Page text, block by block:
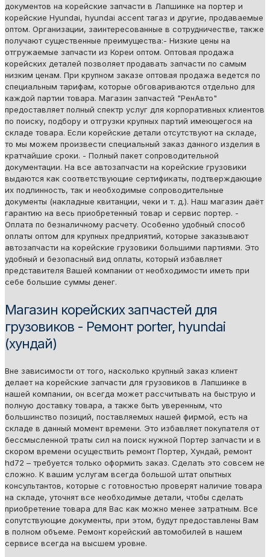
документов на корейские запчасти в Лапшинке на портер и
корейские Hyundai, hyundai accent тагаз и другие, продаваемые
оптом. Организации, заинтересованные в сотрудничестве, также
получают существенные преимущества:- Низкие цены на
отгружаемые запчасти из Кореи оптом. Оптовая продажа
корейских деталей позволяет продавать запчасти по самым
низким ценам. При крупном заказе оптовая продажа ведется по
специальным тарифам, которые обговариваются отдельно для
каждой партии товара. Магазин запчастей "РенАвто"
предоставляет полный спектр услуг для корпоративных клиентов
по поиску, подбору и отгрузки крупных партий имеющегося на
складе товара. Если корейские детали отсутствуют на складе,
то мы можем произвести специальный заказ данного изделия в
кратчайшие сроки. - Полный пакет сопроводительной
документации. На все автозапчасти на корейские грузовики
выдаются как соответствующие сертификаты, подтверждающие
их подлинность, так и необходимые сопроводительные
документы (накладные квитанции, чеки и т. д.). Наш магазин даёт
гарантию на весь приобретенный товар и сервис портер. -
Оплата по безналичному расчету. Особенно удобный способ
оплаты оптом для крупных предприятий, которые заказывают
автозапчасти на корейские грузовики большими партиями. Это
удобный и безопасный вид оплаты, который избавляет
представителя Вашей компании от необходимости иметь при
себе большие суммы денег.
Магазин корейских запчастей для
грузовиков - Ремонт porter, hyundai
(хундай)
Вне зависимости от того, насколько крупный заказ клиент
делает на корейские запчасти для грузовиков в Лапшинке в
нашей компании, он всегда может рассчитывать на быструю и
полную доставку товара, а также быть уверенным, что
большинство позиций, поставляемых нашей фирмой, есть на
складе в данный момент времени. Это избавляет покупателя от
бессмысленной траты сил на поиск нужной Портер запчасти и в
скором времени осуществить ремонт Портер, Хундай, ремонт
hd72 – требуется только оформить заказ. Сделать это совсем не
сложно. К вашим услугам всегда большой штат опытных
консультантов, которые с готовностью проверят наличие товара
на складе, уточнят все необходимые детали, чтобы сделать
приобретение товара для Вас как можно менее затратным. Все
сопутствующие документы, при этом, будут предоставлены Вам
в полном объеме. Ремонт корейский автомобилей в нашем
сервисе всегда на высшем уровне.